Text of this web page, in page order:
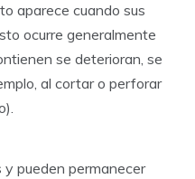
aparece cuando sus
ocurre generalmente
se deterioran, se
al cortar o perforar
pueden permanecer